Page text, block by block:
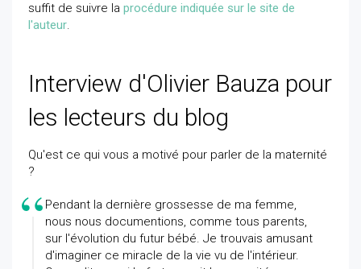
suffit de suivre la procédure indiquée sur le site de
l'auteur.
Interview d'Olivier Bauza pour
les lecteurs du blog
Qu'est ce qui vous a motivé pour parler de la maternité
?
Pendant la dernière grossesse de ma femme,
nous nous documentions, comme tous parents,
sur l'évolution du futur bébé. Je trouvais amusant
d'imaginer ce miracle de la vie vu de l'intérieur.